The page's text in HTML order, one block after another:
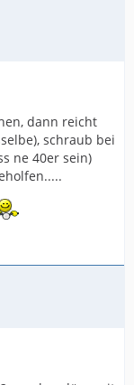
dann reicht
schraub bei
ne 40er sein)